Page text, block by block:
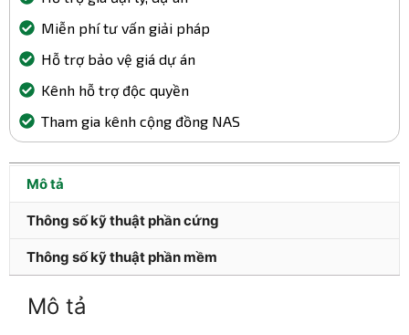
Miễn phí tư vấn giải pháp
Hỗ trợ bảo vệ giá dự án
Kênh hỗ trợ độc quyền
Tham gia kênh cộng đồng NAS
Mô tả
Thông số kỹ thuật phần cứng
Thông số kỹ thuật phần mềm
Mô tả